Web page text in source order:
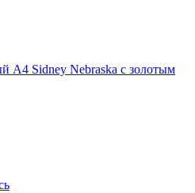
А4 Sidney Nebraska с золотым